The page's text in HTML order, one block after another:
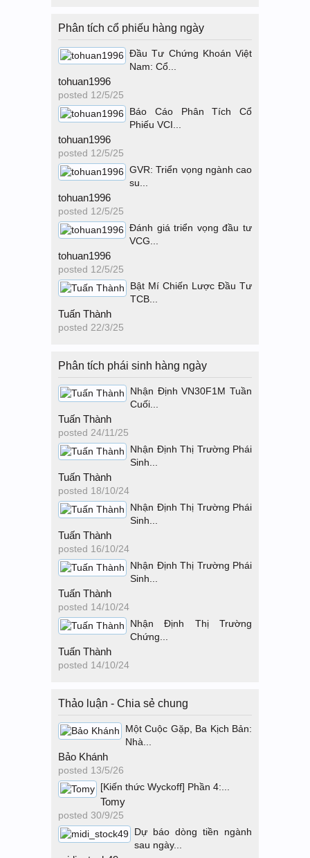
Phân tích cổ phiếu hàng ngày
Đầu Tư Chứng Khoán Việt
Nam: Cổ...
tohuan1996
posted 12/5/25
Báo Cáo Phân Tích Cổ
Phiếu VCI...
tohuan1996
posted 12/5/25
GVR: Triển vọng ngành cao
su...
tohuan1996
posted 12/5/25
Đánh giá triển vọng đầu tư
VCG...
tohuan1996
posted 12/5/25
Bật Mí Chiến Lược Đầu Tư
TCB...
Tuấn Thành
posted 22/3/25
Phân tích phái sinh hàng ngày
Nhận Định VN30F1M Tuần
Cuối...
Tuấn Thành
posted 24/11/25
Nhận Định Thị Trường Phái
Sinh...
Tuấn Thành
posted 18/10/24
Nhận Định Thị Trường Phái
Sinh...
Tuấn Thành
posted 16/10/24
Nhận Định Thị Trường Phái
Sinh...
Tuấn Thành
posted 14/10/24
Nhận Định Thị Trường
Chứng...
Tuấn Thành
posted 14/10/24
Thảo luận - Chia sẻ chung
Một Cuộc Gặp, Ba Kịch Bản:
Nhà...
Bảo Khánh
posted 13/5/26
[Kiến thức Wyckoff] Phần 4:...
Tomy
posted 30/9/25
Dự báo dòng tiền ngành
sau ngày...